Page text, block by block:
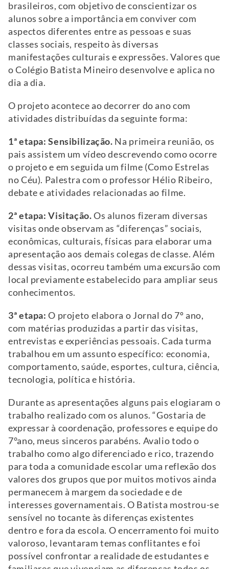
brasileiros, com objetivo de conscientizar os
alunos sobre a importância em conviver com
aspectos diferentes entre as pessoas e suas
classes sociais, respeito às diversas
manifestações culturais e expressões. Valores que
o Colégio Batista Mineiro desenvolve e aplica no
dia a dia.
O projeto acontece ao decorrer do ano com
atividades distribuídas da seguinte forma:
1ª etapa: Sensibilização. Na primeira reunião, os
pais assistem um vídeo descrevendo como ocorre
o projeto e em seguida um filme (Como Estrelas
no Céu). Palestra com o professor Hélio Ribeiro,
debate e atividades relacionadas ao filme.
2ª etapa: Visitação.Os alunos fizeram diversas
visitas onde observam as “diferenças” sociais,
econômicas, culturais, físicas para elaborar uma
apresentação aos demais colegas de classe. Além
dessas visitas, ocorreu também uma excursão com
local previamente estabelecido para ampliar seus
conhecimentos.
3ª etapa: O projeto elabora o Jornal do 7º ano,
com matérias produzidas a partir das visitas,
entrevistas e experiências pessoais. Cada turma
trabalhou em um assunto específico: economia,
comportamento, saúde, esportes, cultura, ciência,
tecnologia, política e história.
Durante as apresentações alguns pais elogiaram o
trabalho realizado com os alunos. “Gostaria de
expressar à coordenação, professores e equipe do
7°ano, meus sinceros parabéns. Avalio todo o
trabalho como algo diferenciado e rico, trazendo
para toda a comunidade escolar uma reflexão dos
valores dos grupos que por muitos motivos ainda
permanecem à margem da sociedade e de
interesses governamentais. O Batista mostrou-se
sensível no tocante às diferenças existentes
dentro e fora da escola. O encerramento foi muito
valoroso, levantaram temas conflitantes e foi
possível confrontar a realidade de estudantes e